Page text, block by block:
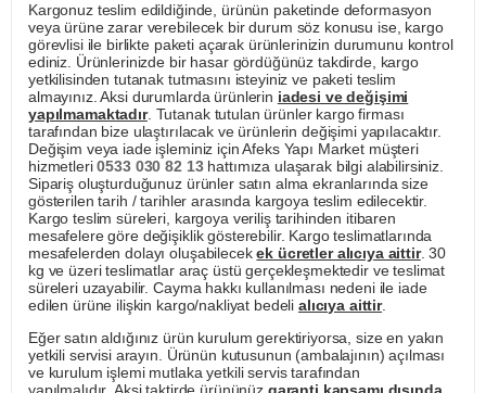
Kargonuz teslim edildiğinde, ürünün paketinde deformasyon
veya ürüne zarar verebilecek bir durum söz konusu ise, kargo
görevlisi ile birlikte paketi açarak ürünlerinizin durumunu kontrol
ediniz. Ürünlerinizde bir hasar gördüğünüz takdirde, kargo
yetkilisinden tutanak tutmasını isteyiniz ve paketi teslim
almayınız. Aksi durumlarda ürünlerin iadesi ve değişimi
yapılmamaktadır. Tutanak tutulan ürünler kargo firması
tarafından bize ulaştırılacak ve ürünlerin değişimi yapılacaktır.
Değişim veya iade işleminiz için Afeks Yapı Market müşteri
hizmetleri0533 030 82 13hattımıza ulaşarak bilgi alabilirsiniz.
Sipariş oluşturduğunuz ürünler satın alma ekranlarında size
gösterilen tarih / tarihler arasında kargoya teslim edilecektir.
Kargo teslim süreleri, kargoya veriliş tarihinden itibaren
mesafelere göre değişiklik gösterebilir. Kargo teslimatlarında
mesafelerden dolayı oluşabilecekek ücretler alıcıya aittir. 30
kg ve üzeri teslimatlar araç üstü gerçekleşmektedir ve teslimat
süreleri uzayabilir. Cayma hakkı kullanılması nedeni ile iade
edilen ürüne ilişkin kargo/nakliyat bedeli alıcıya aittir.
Eğer satın aldığınız ürün kurulum gerektiriyorsa, size en yakın
yetkili servisi arayın. Ürünün kutusunun (ambalajının) açılması
ve kurulum işlemi mutlaka yetkili servis tarafından